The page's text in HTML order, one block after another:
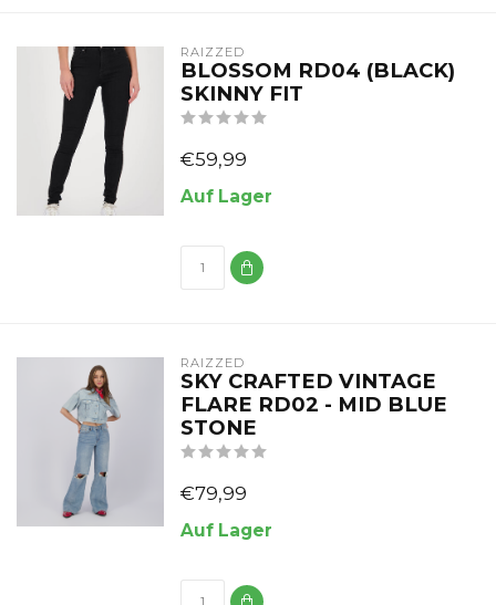
RAIZZED
BLOSSOM RD04 (BLACK)
SKINNY FIT
€59,99
Auf Lager
RAIZZED
SKY CRAFTED VINTAGE
FLARE RD02 - MID BLUE
STONE
€79,99
Auf Lager